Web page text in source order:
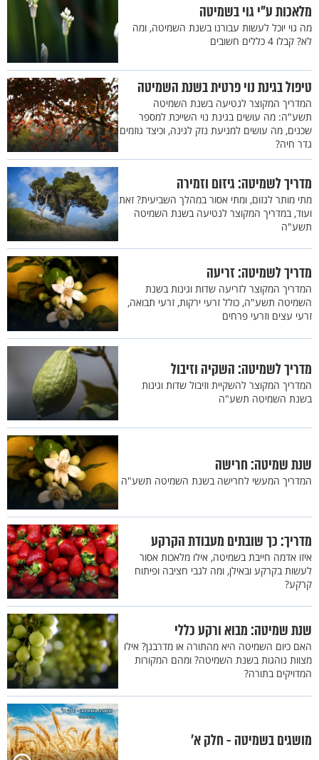
מלאכות ע"י גוי בשמיטה
מה גוי יוכל לעשות עבורנו בשנת השמיטה, ומה
לא? קבלו 4 כללים חשובים
טיפול בגינת נוי פרטית בשנת השמיטה
המדריך המקוצר לנטיעה בשנת השמיטה
תשע"ה: מה עושים בגינת נוי השייכת למספר
שכנים, מה עושים למניעת נזק לגינה, וכיצד גוזמים
גדר חיה?
מדריך לשמיטה: גיזום וזמירה
מתי מותר לגזום, ומתי אסור במהלך השביעית? זאת
ועוד, במדריך המקוצר לנטיעה בשנת השמיטה
תשע"ה
מדריך לשמיטה: זריעה
המדריך המקוצר לזריעה שדות וגינות בשנת
השמיטה תשע"ה, כולל זרעי ירקות, זרעי תבואה,
זרעי עצים וזרעי פרחים
מדריך לשמיטה: השקיה וזיבול
המדריך המקוצר להשקיית וזיבול שדות וגינות
בשנת השמיטה תשע"ה
שנת שמיטה: חרישה
המדריך המעשי לחרישה בשנת השמיטה תשע"ה
מדריך: כך שובתים מעבודת הקרקע
איזו אדמה חייבת בשמיטה, אילו מלאכות אסור
לעשות בקרקע ובאילן, ומה לגבי חציבה ופיתוח
קרקע?
שנת שמיטה: מבוא ורקע כללי
האם כיום השמיטה היא מהתורה או מדרבנן? אילו
מצוות נוהגות בשנת השמיטה? ומהם המקורות
המדויקים בתורה?
מושגים בשמיטה - חלק א’